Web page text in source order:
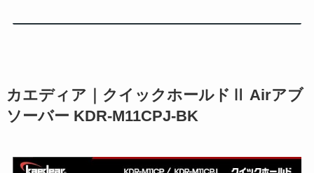
カエディア｜クイックホールドⅡ Airアブ
ソーバー KDR-M11CPJ-BK